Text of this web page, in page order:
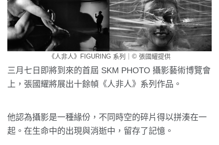
《人非人》FIGURING 系列｜© 張國耀提供
三月七日即將到來的首屆 SKM PHOTO 攝影藝術博覽會
上，張國耀將展出十餘幀《人非人》系列作品。
他認為攝影是一種緣份，不同時空的碎片得以拼湊在一
起。在生命中的出現與消逝中，留存了記憶。